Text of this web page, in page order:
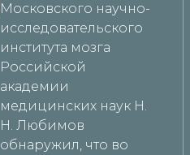
Московского научно-
исследовательского
института мозга
Российской
академии
медицинских наук Н.
Н. Любимов
обнаружил, что во